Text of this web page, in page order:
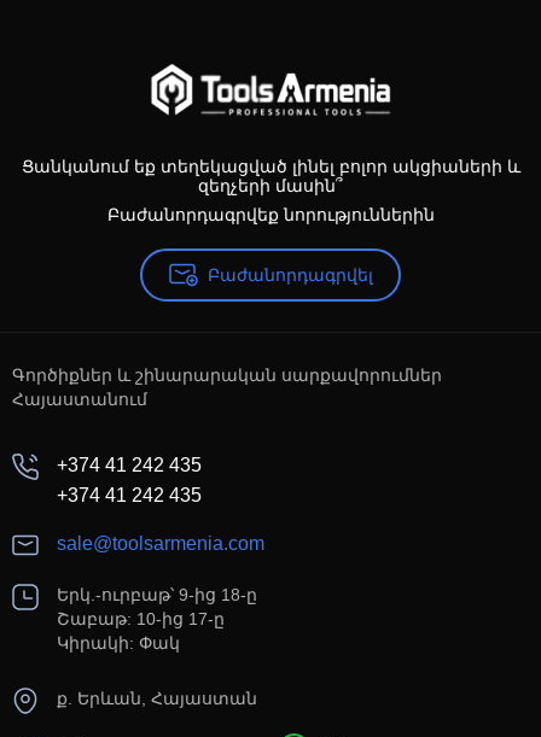
Ցանկանում եք տեղեկացված լինել բոլոր ակցիաների և
զեղչերի մասին՞
Բաժանորդագրվեք նորություններին
Բաժանորդագրվել
Գործիքներ և շինարարական սարքավորումներ
Հայաստանում
+374 41 242 435
+374 41 242 435
sale@toolsarmenia.com
Երկ.-ուրբաթ՝ 9-ից 18-ը
Շաբաթ: 10-ից 17-ը
Կիրակի: Փակ
ք. Երևան, Հայաստան